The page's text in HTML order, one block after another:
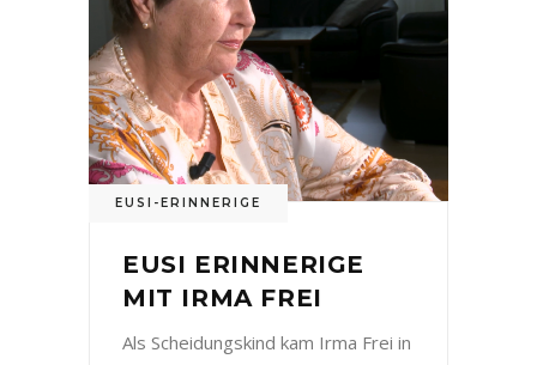
EUSI-ERINNERIGE
EUSI ERINNERIGE
MIT IRMA FREI
Als Scheidungskind kam Irma Frei in